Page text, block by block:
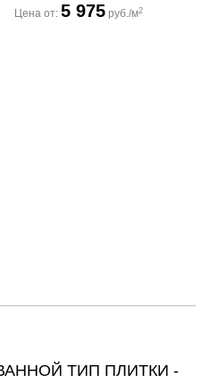
Цена от: 5 975 руб./м2
ТИП ПЛИТКИ -